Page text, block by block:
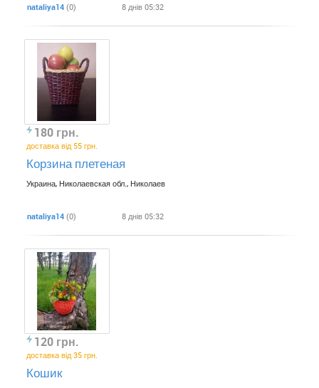
nataliya14 (0) 8 днів 05:32
180 грн.
доставка від 55 грн.
Корзина плетеная
Украина, Николаевская обл., Николаев
nataliya14 (0) 8 днів 05:32
120 грн.
доставка від 35 грн.
Кошик